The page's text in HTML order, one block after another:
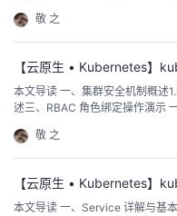
敬 之
【云原生 • Kubernetes】
本文导读 一、集群安全机制概述1.认证2. 鉴权(授权)3. 准入控制 二、RBAC 概
敬 之
【云原生 • Kubernetes】
本文导读 一、Service 详解与基本用法1. Service 的定义2. Service 的基本用法